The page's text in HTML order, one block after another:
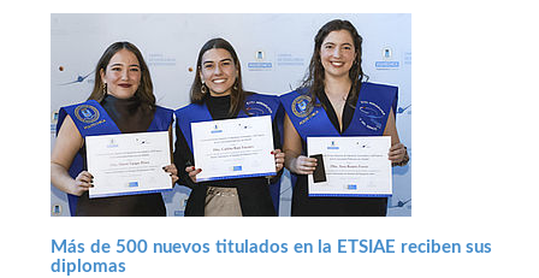
Más de 500 nuevos titulados en la ETSIAE reciben sus
diplomas